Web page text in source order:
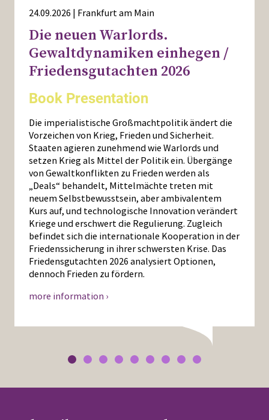
24.09.2026 | Frankfurt am Main
Die neuen Warlords.
Gewaltdynamiken einhegen /
Friedensgutachten 2026
Book Presentation
Die imperialistische Großmachtpolitik ändert die
Vorzeichen von Krieg, Frieden und Sicherheit.
Staaten agieren zunehmend wie Warlords und
setzen Krieg als Mittel der Politik ein. Übergänge
von Gewaltkonflikten zu Frieden werden als
„Deals“ behandelt, Mittelmächte treten mit
neuem Selbstbewusstsein, aber ambivalentem
Kurs auf, und technologische Innovation verändert
Kriege und erschwert die Regulierung. Zugleich
befindet sich die internationale Kooperation in der
Friedenssicherung in ihrer schwersten Krise. Das
Friedensgutachten 2026 analysiert Optionen,
dennoch Frieden zu fördern.
more information ›